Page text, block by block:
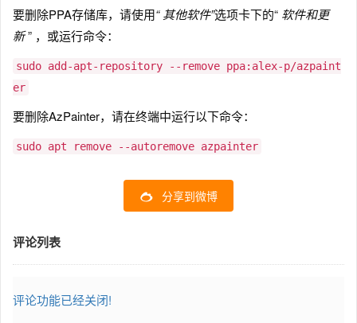
要删除PPA存储库，请使用“其他软件”选项卡下的“ 软件和更
新” ，或运行命令：
sudo add-apt-repository --remove ppa:alex-p/azpaint
er
要删除AzPainter，请在终端中运行以下命令：
sudo apt remove --autoremove azpainter
分享到微博
评论列表
评论功能已经关闭!